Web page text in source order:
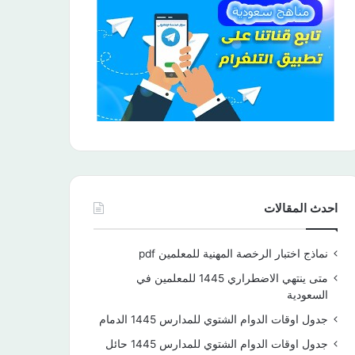
احدث المقالات
نماذج اختبار الرخصة المهنية للمعلمين pdf
متى ينتهي الاضطراري 1445 للمعلمين في
السعودية
جدول اوقات الدوام الشتوي للمدارس 1445 الدمام
جدول اوقات الدوام الشتوي للمدارس 1445 حائل